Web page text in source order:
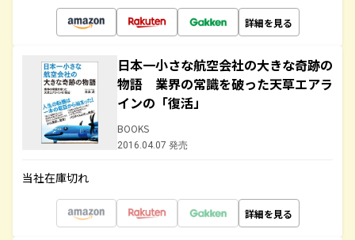
詳細を見る
日本一小さな航空会社の大きな奇跡の
物語 業界の常識を破った天草エアラ
インの「復活」
BOOKS
2016.04.07 発売
当社在庫切れ
詳細を見る